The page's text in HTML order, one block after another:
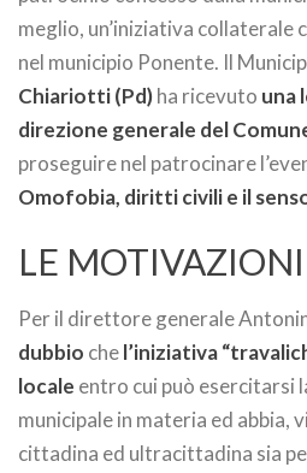
meglio, un’iniziativa collaterale
nel municipio Ponente. Il
Chiariotti (Pd)ha ricevuto una
direzione generale del
proseguire nel patrocinare
Omofobia, diritti civili e il
LE MOTIVAZIONI
Per il direttore generale
dubbio chel’iniziativa
locale entro cui può esercitarsi
municipale in materia ed abbia,
cittadina ed ultracittadina sia